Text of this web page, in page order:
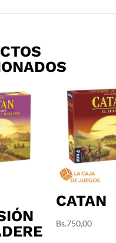
CATAN
Bs.750,00